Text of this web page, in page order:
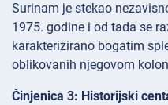
Surinam je stekao
1975. godine i od tada se
karakterizirano bogatim
oblikovanih njegovom
Činjenica 3: Historijski